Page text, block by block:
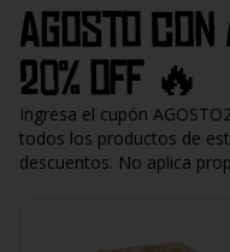
Agosto con
20% off 🔥
Ingresa el cupón
todos los productos de
descuentos. No aplica